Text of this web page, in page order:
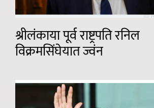
श्रीलंकाया पूर्व राष्ट्रपति रनिल
विक्रमसिंघेयात ज्वंन